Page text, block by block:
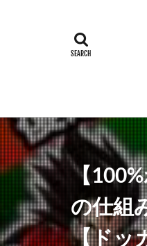
【
の仕組
【ドッ